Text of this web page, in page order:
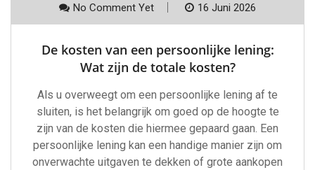
No Comment Yet
16 Juni 2026
De kosten van een persoonlijke lening:
Wat zijn de totale kosten?
Als u overweegt om een persoonlijke lening af te
sluiten, is het belangrijk om goed op de hoogte te
zijn van de kosten die hiermee gepaard gaan. Een
persoonlijke lening kan een handige manier zijn om
onverwachte uitgaven te dekken of grote aankopen